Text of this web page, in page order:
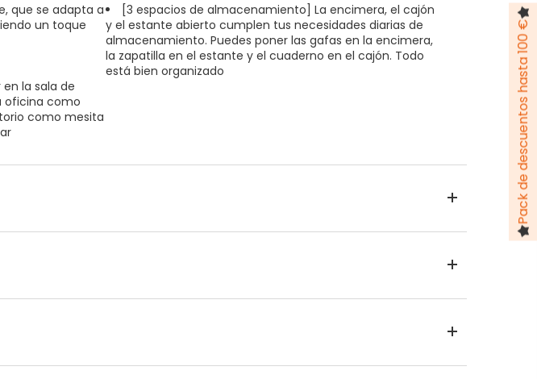
que se adapta a
un toque
[3 espacios de almacenamiento] La encimera, el cajón
y el estante abierto cumplen tus necesidades diarias de
almacenamiento. Puedes poner las gafas en la encimera,
la zapatilla en el estante y el cuaderno en el cajón. Todo
está bien organizado
la sala de
oficina como
como mesita
Pack de descuentos hasta 100 €